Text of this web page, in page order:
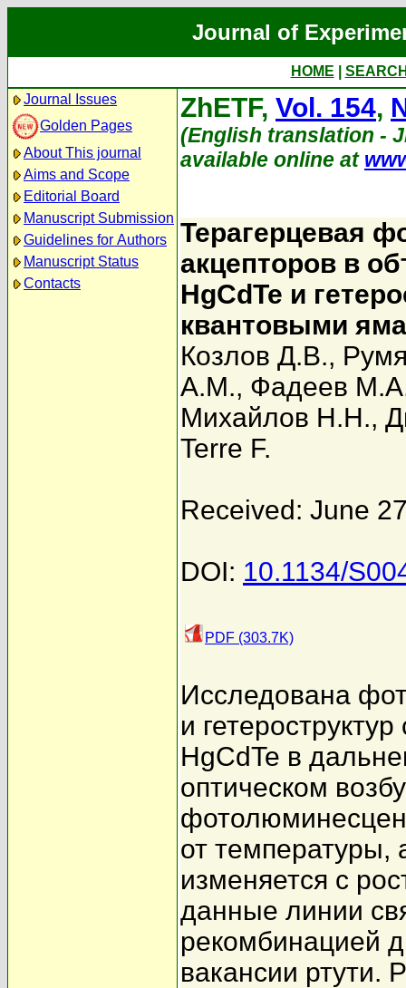
Journal of
HOME
Journal Issues
Golden Pages
About This journal
Aims and Scope
Editorial Board
Manuscript Submission
Guidelines for Authors
Manuscript Status
Contacts
ZhETF, Vol. 154,
(English translation -
available online at
Терагерцевая
акцепторов в
HgСdTe и
квантовыми
Козлов Д.В.,
А.М., Фадеев
Михайлов Н.Н.,
Terre F.
Received: June
DOI: 10.1134/
PDF (303.7K)
Исследована
и
HgCdTe в
оптическом
от температуры,
изменяется с
данные линии
рекомбинацией
вакансии ртути.